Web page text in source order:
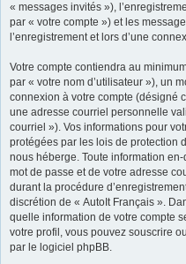
« messages invités »),
par « votre compte ») et les
l’enregistrement et lors d’une
Votre compte contiendra au
par « votre nom d’utilisateur »), un
connexion à votre compte (désigné
une adresse courriel personnelle
courriel »). Vos informations pour
protégées par les lois de protection
nous héberge. Toute information
mot de passe et de votre adresse
durant la procédure
discrétion de « AutoIt Français ».
quelle information de votre compte
votre profil, vous pouvez souscrire
par le logiciel phpBB.